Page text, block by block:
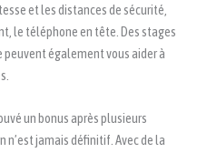
et les distances de sécurité,
le téléphone en tête. Des stages
également vous aider à
un bonus après plusieurs
n’est jamais définitif. Avec de la